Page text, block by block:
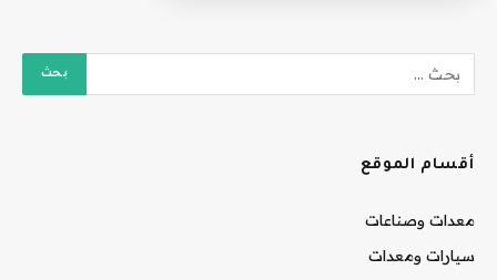
أقسام الموقع
معدات وصناعات
سيارات ومعدات